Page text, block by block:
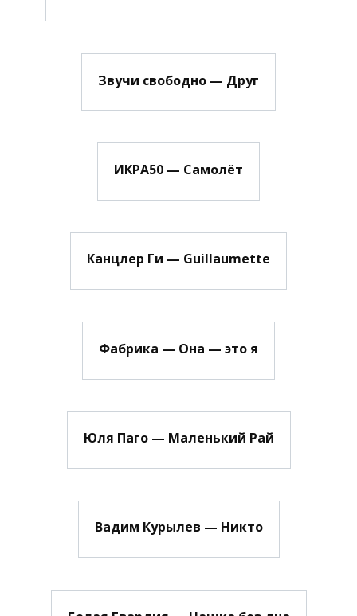
Звучи свободно — Друг
ИКРА50 — Самолёт
Канцлер Ги — Guillaumette
Фабрика — Она — это я
Юля Паго — Маленький Рай
Вадим Курылев — Никто